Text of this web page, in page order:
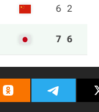
6 2
7 6